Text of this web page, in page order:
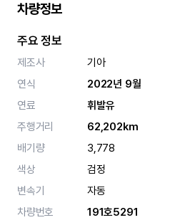
차량정보
주요 정보
제조사
기아
연식
2022년 9월
연료
휘발유
주행거리
62,202km
배기량
3,778
색상
검정
변속기
자동
차량번호
191호5291